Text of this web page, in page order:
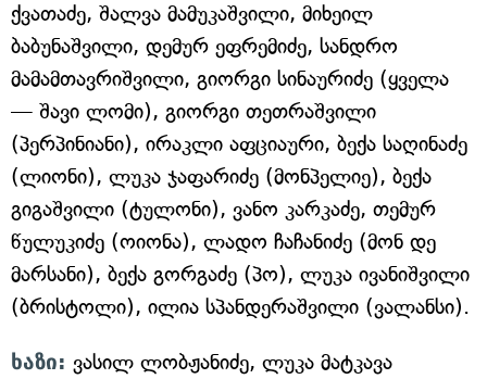
ქვათაძე, შალვა მამუკაშვილი, მიხეილ
ბაბუნაშვილი, დემურ ეფრემიძე, სანდრო
მამამთავრიშვილი, გიორგი სინაურიძე (ყველა
— შავი ლომი), გიორგი თეთრაშვილი
(პერპინიანი), ირაკლი აფციაური, ბექა საღინაძე
(ლიონი), ლუკა ჯაფარიძე (მონპელიე), ბექა
გიგაშვილი (ტულონი), ვანო კარკაძე, თემურ
წულუკიძე (ოიონა), ლადო ჩაჩანიძე (მონ დე
მარსანი), ბექა გორგაძე (პო), ლუკა ივანიშვილი
(ბრისტოლი), ილია სპანდერაშვილი (ვალანსი).
ხაზი: ვასილ ლობჟანიძე, ლუკა მატკავა